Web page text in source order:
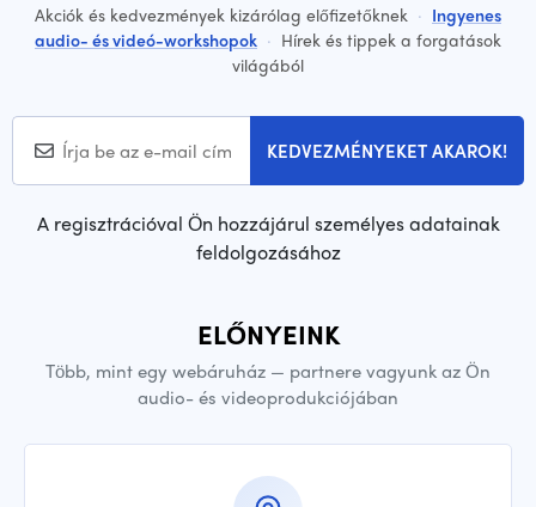
Akciók és kedvezmények kizárólag előfizetőknek · Ingyenes
audio- és videó-workshopok · Hírek és tippek a forgatások
világából
KEDVEZMÉNYEKET AKAROK!
A regisztrációval Ön hozzájárul személyes adatainak
feldolgozásához
ELŐNYEINK
Több, mint egy webáruház — partnere vagyunk az Ön
audio- és videoprodukciójában